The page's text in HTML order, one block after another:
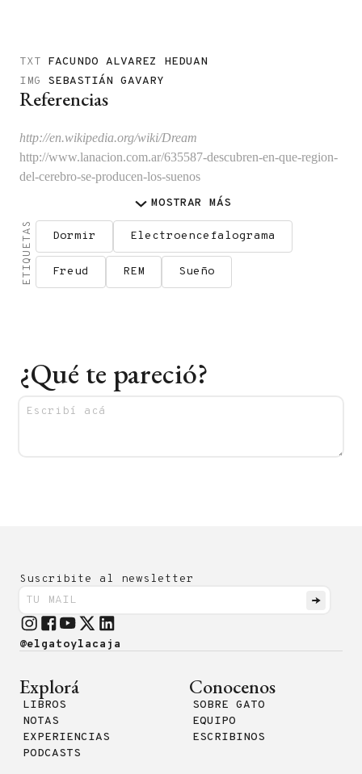
TXT FACUNDO ALVAREZ HEDUAN
IMG
SEBASTIÁN GAVARY
Referencias
http://en.wikipedia.org/wiki/Dream
http://www.lanacion.com.ar/635587-descubren-en-que-region-
del-cerebro-se-producen-los-suenos
MOSTRAR MÁS
ETIQUETAS Dormir Electroencefalograma
Freud REM Sueño
¿Qué te pareció?
Suscribite al newsletter
@elgatoylacaja
Explorá
LIBROS
NOTAS
EXPERIENCIAS
PODCASTS
Conocenos
SOBRE GATO
EQUIPO
ESCRIBINOS